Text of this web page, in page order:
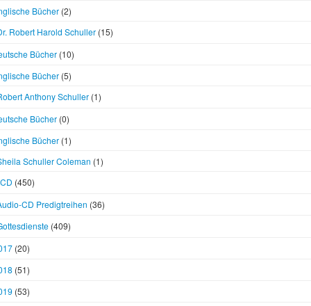
Bücher (2)
Robert Harold Schuller (15)
Bücher (10)
Bücher (5)
Anthony Schuller (1)
Bücher (0)
Bücher (1)
Schuller Coleman (1)
CD (450)
CD Predigtreihen (36)
(409)
(20)
(51)
(53)